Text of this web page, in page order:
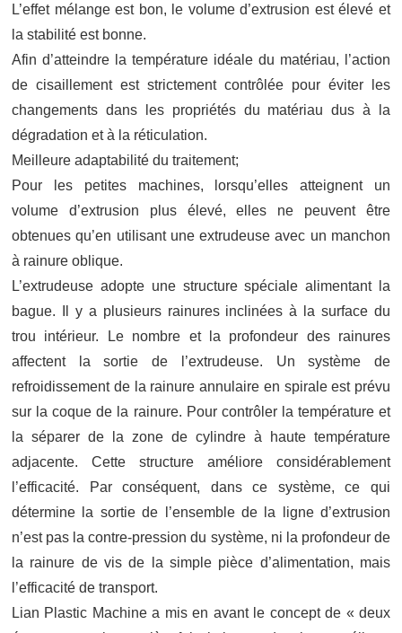
L’effet mélange est bon, le volume d’extrusion est élevé et
la stabilité est bonne.
Afin d’atteindre la température idéale du matériau, l’action
de cisaillement est strictement contrôlée pour éviter les
changements dans les propriétés du matériau dus à la
dégradation et à la réticulation.
Meilleure adaptabilité du traitement;
Pour les petites machines, lorsqu’elles atteignent un
volume d’extrusion plus élevé, elles ne peuvent être
obtenues qu’en utilisant une extrudeuse avec un manchon
à rainure oblique.
L’extrudeuse adopte une structure spéciale alimentant la
bague. Il y a plusieurs rainures inclinées à la surface du
trou intérieur. Le nombre et la profondeur des rainures
affectent la sortie de l’extrudeuse. Un système de
refroidissement de la rainure annulaire en spirale est prévu
sur la coque de la rainure. Pour contrôler la température et
la séparer de la zone de cylindre à haute température
adjacente. Cette structure améliore considérablement
l’efficacité. Par conséquent, dans ce système, ce qui
détermine la sortie de l’ensemble de la ligne d’extrusion
n’est pas la contre-pression du système, ni la profondeur de
la rainure de vis de la simple pièce d’alimentation, mais
l’efficacité de transport.
Lian Plastic Machine a mis en avant le concept de « deux